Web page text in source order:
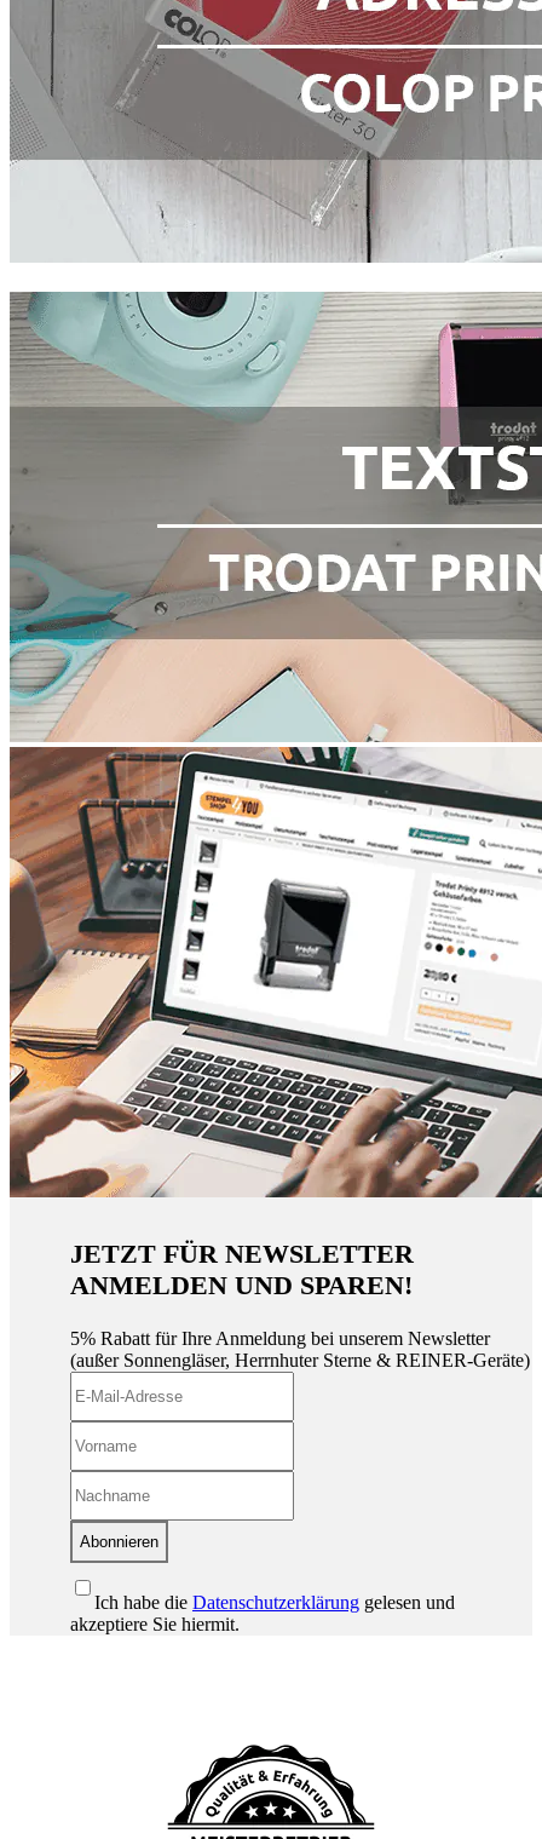
JETZT FÜR NEWSLETTER
ANMELDEN UND SPAREN!
5% Rabatt für Ihre Anmeldung bei unserem Newsletter
(außer Sonnengläser, Herrnhuter Sterne & REINER-Geräte)
Abonnieren
Ich habe die Datenschutzerklärung gelesen und
akzeptiere Sie hiermit.